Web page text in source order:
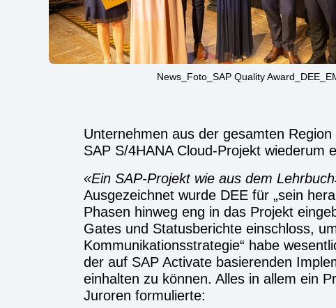
News_Foto_SAP Quality
Unternehmen aus der gesamten
SAP S/4HANA Cloud-Projekt wiederum
Ein SAP-Projekt wie aus dem Lehrbuch
Ausgezeichnet wurde DEE für „sein
Phasen hinweg eng in das Projekt
Gates und Statusberichte einschloss,
Kommunikationsstrategie“ habe
der auf SAP Activate basierenden
einhalten zu können. Alles in allem ein
Juroren formulierte: